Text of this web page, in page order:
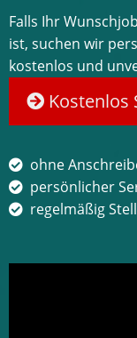
Falls Ihr
ist, suchen wir
kostenlos und
Kostenlos
ohne
persönlicher
regelmäßig